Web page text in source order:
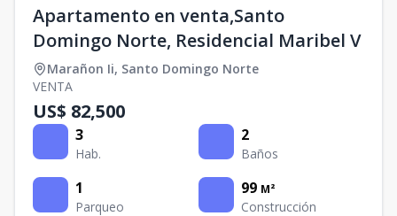
Apartamento en venta,Santo
Domingo Norte, Residencial Maribel V
Marañon Ii, Santo Domingo Norte
VENTA
US$ 82,500
3
Hab.
2
Baños
1
Parqueo
99 M²
Construcción